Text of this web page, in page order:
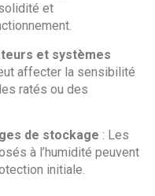
et
et systèmes
affecter la sensibilité
ratés ou des
de stockage : Les
à l’humidité peuvent
initiale.